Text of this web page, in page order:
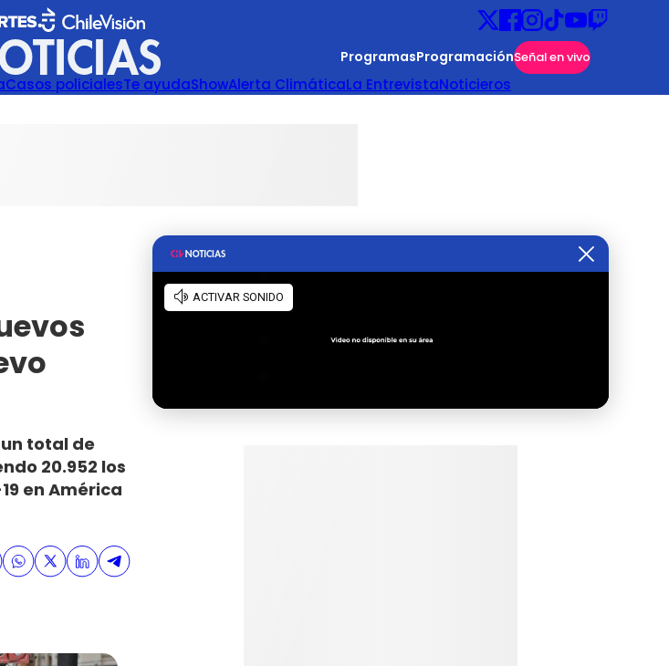
ProgramasProgramaciónSeñal en vivo
Casos policialesTe ayudaShowAlerta ClimáticaLa EntrevistaNoticieros
total de
20.952 los
en América